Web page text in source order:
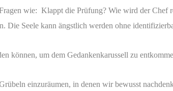
wie: Klappt die Prüfung? Wie wird der Chef
Die Seele kann ängstlich werden ohne
können, um dem Gedankenkarussell zu
einzuräumen, in denen wir bewusst